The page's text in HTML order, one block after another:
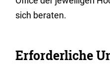
sich beraten.
Erforderliche